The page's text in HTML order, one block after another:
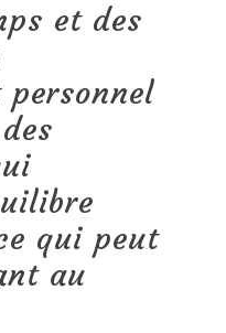
et des
personnel
qui peut
au